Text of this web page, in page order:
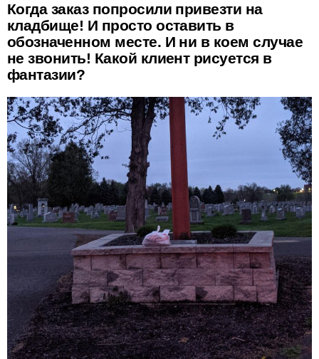
Когда заказ попросили привезти на
кладбище! И просто оставить в
обозначенном месте. И ни в коем случае
не звонить! Какой клиент рисуется в
фантазии?